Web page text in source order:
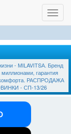
T
o
g
l
n
a
v
i
g
Вход
- МILAVIТSА. Бренд
гарантия
комфорта. РАСПРОДАЖА
- СП-13/26